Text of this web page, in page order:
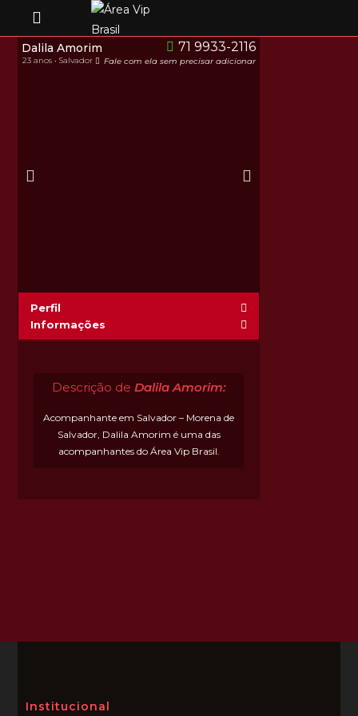
71 9933-2116
Fale com ela sem precisar adicionar
Dalila Amorim
23 anos • Salvador
Perfil
Informações
Descrição de Dalila Amorim:
Acompanhante em Salvador – Morena de
Salvador, Dalila Amorim é uma das
acompanhantes do Área Vip Brasil.
Institucional